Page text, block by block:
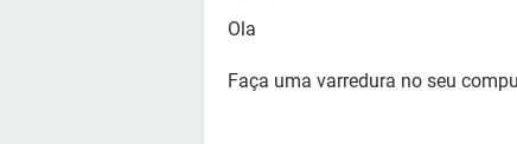
Ola
Faça uma varredura no seu